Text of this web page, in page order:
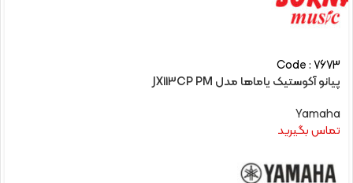
Code : 7673
پیانو آکوستیک یاماها مدل JX113CP PM
Yamaha
تماس بگیرید